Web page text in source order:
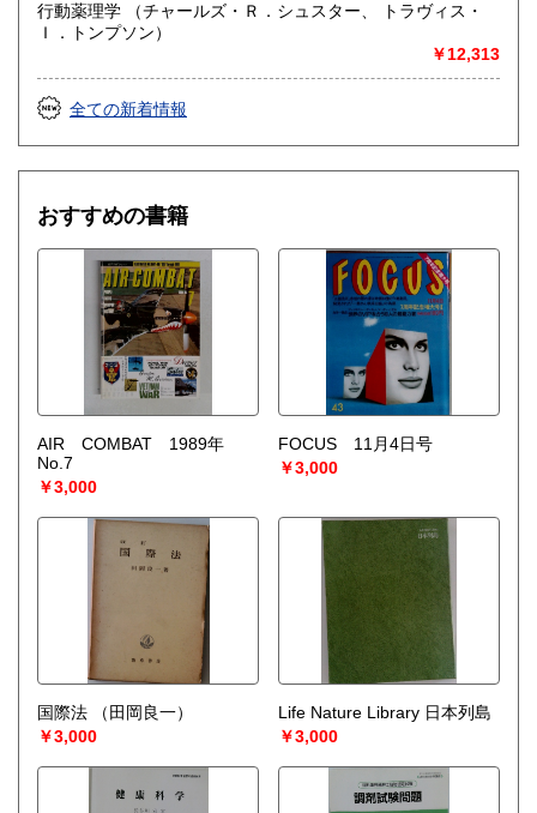
行動薬理学 （チャールズ・Ｒ．シュスター、 トラヴィス・
Ｉ．トンプソン）
￥12,313
全ての新着情報
おすすめの書籍
AIR COMBAT 1989年
No.7
￥3,000
FOCUS 11月4日号
￥3,000
国際法
（田岡良一）
￥3,000
Life Nature Library 日本列島
￥3,000